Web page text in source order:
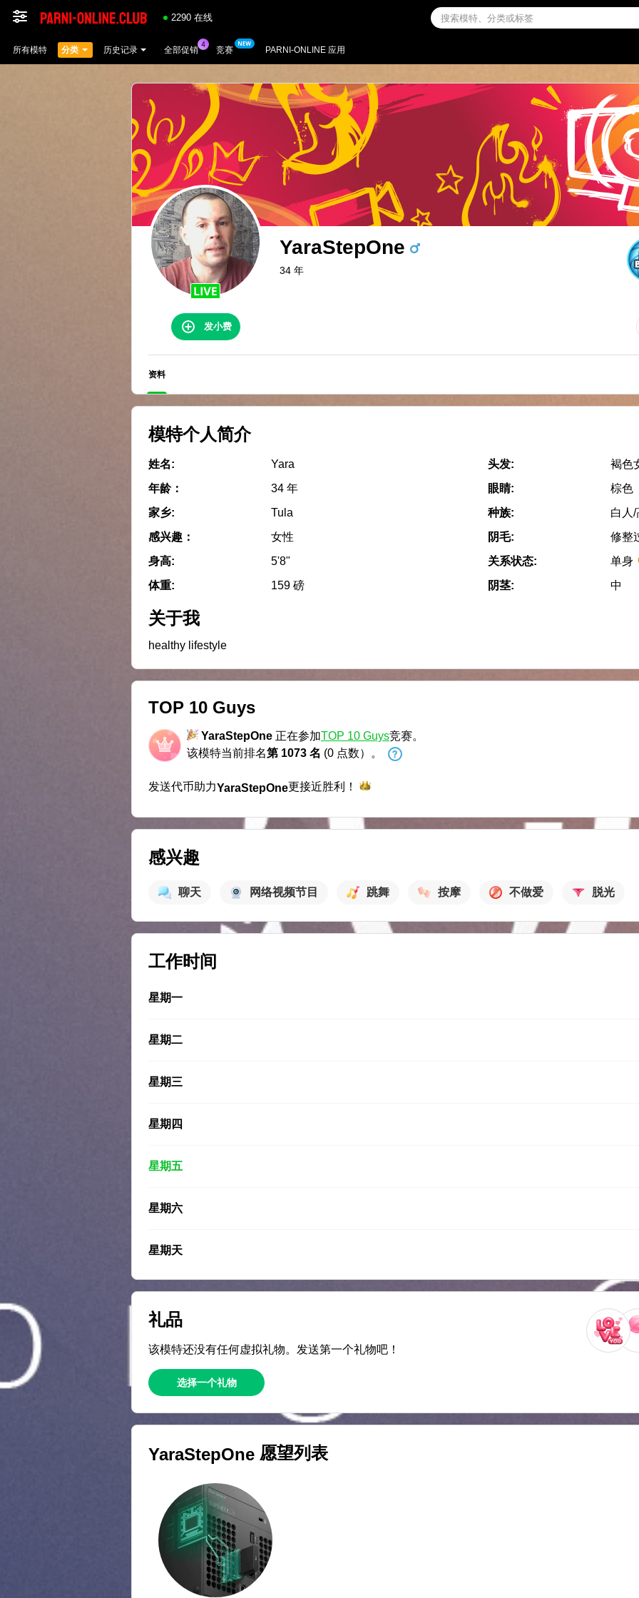
2290 在线
所有模特 分类 历史记录 全部促销 竞赛 PARNI-ONLINE 应用
YaraStepOne
34 年
发小费
资料
模特个人简介
姓名:
Yara
年龄：
34 年
家乡:
Tula
感兴趣：
女性
身高:
5'8"
体重:
159 磅
头发:
褐色
眼睛:
棕色
种族:
白人
阴毛:
修整
关系状态:
单身
阴茎:
中
关于我
healthy lifestyle
TOP 10 Guys
YaraStepOne 正在参加TOP 10 Guys竞赛。
该模特当前排名第 1073 名 (0 点数）。
发送代币助力YaraStepOne更接近胜利！
感兴趣
聊天 网络视频节目 跳舞 按摩 不做爱 脱光
工作时间
星期一
星期二
星期三
星期四
星期五
星期六
星期天
礼品
该模特还没有任何虚拟礼物。发送第一个礼物吧！
选择一个礼物
YaraStepOne 愿望列表